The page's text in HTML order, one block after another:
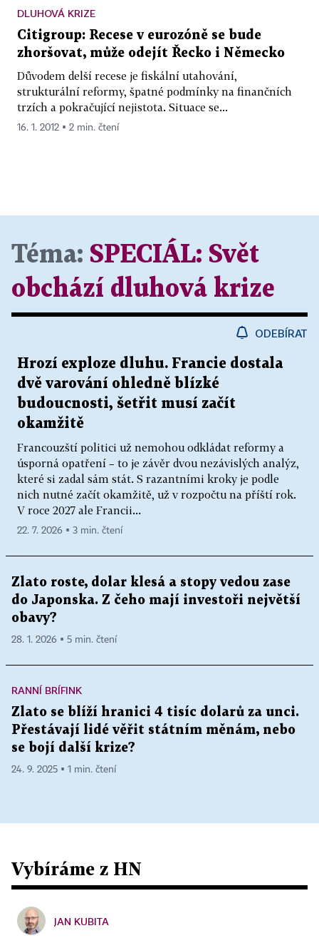
DLUHOVÁ KRIZE
Citigroup: Recese v eurozóně se bude
zhoršovat, může odejít Řecko i Německo
Důvodem delší recese je fiskální utahování,
strukturální reformy, špatné podmínky na finančních
trzích a pokračující nejistota. Situace se...
16. 1. 2012 ▪ 2 min. čtení
Téma: SPECIÁL: Svět
obchází dluhová krize
ODEBÍRAT
Hrozí exploze dluhu. Francie dostala
dvě varování ohledně blízké
budoucnosti, šetřit musí začít
okamžitě
Francouzští politici už nemohou odkládat reformy a
úsporná opatření – to je závěr dvou nezávislých analýz,
které si zadal sám stát. S razantními kroky je podle
nich nutné začít okamžitě, už v rozpočtu na příští rok.
V roce 2027 ale Francii...
22. 7. 2026 ▪ 3 min. čtení
Zlato roste, dolar klesá a stopy vedou zase
do Japonska. Z čeho mají investoři největší
obavy?
28. 1. 2026 ▪ 5 min. čtení
RANNÍ BRÍFINK
Zlato se blíží hranici 4 tisíc dolarů za unci.
Přestávají lidé věřit státním měnám, nebo
se bojí další krize?
24. 9. 2025 ▪ 1 min. čtení
Vybíráme z HN
JAN KUBITA